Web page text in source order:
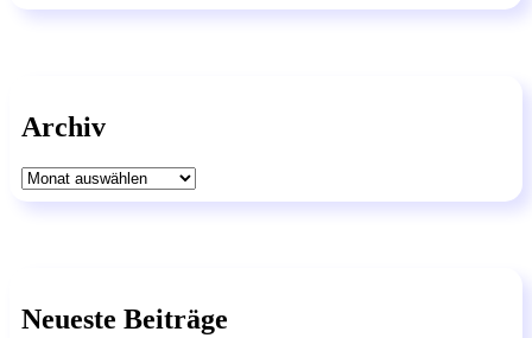
Archiv
Archiv
Neueste Beiträge